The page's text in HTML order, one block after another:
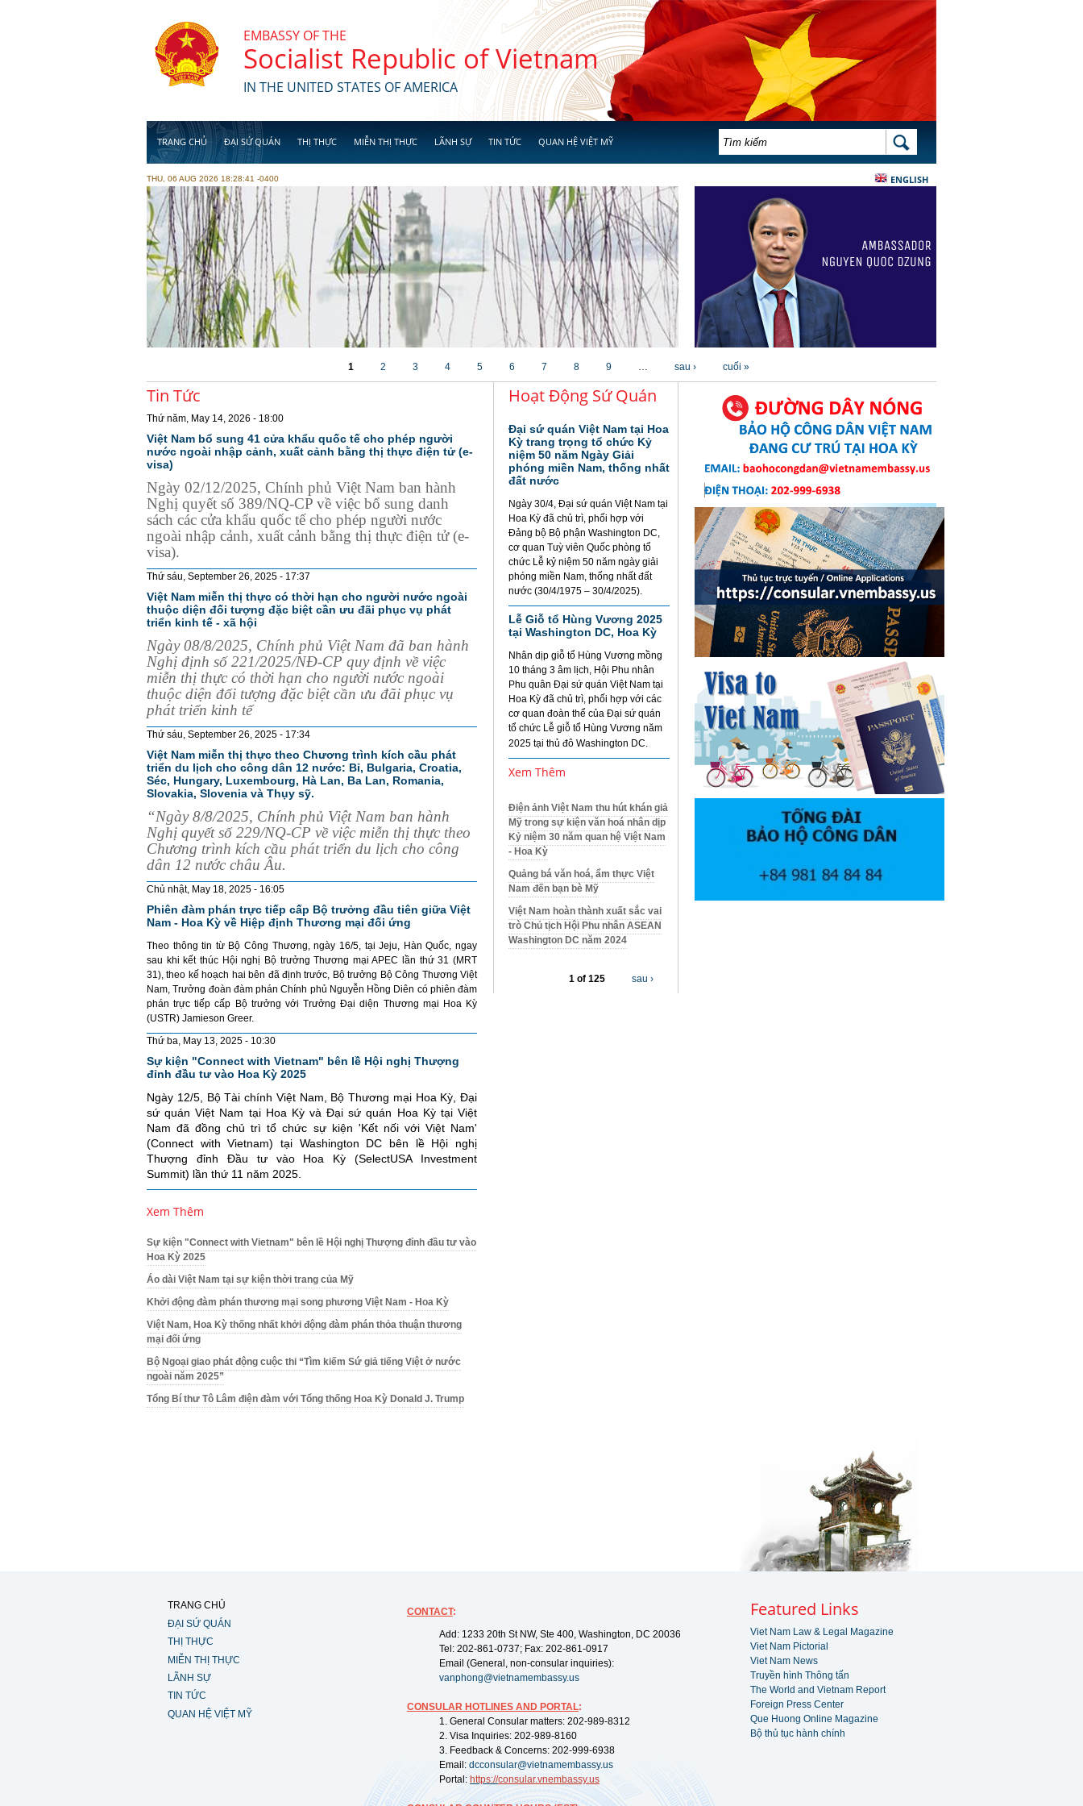
EMBASSY OF THE
Socialist Republic of Vietnam
IN THE UNITED STATES OF AMERICA
TRANG CHỦ ĐẠI SỨ QUÁN THỊ THỰC MIỄN THỊ THỰC LÃNH SỰ TIN TỨC QUAN HỆ VIỆT MỸ BIỂU MẪU TÌM KIẾM TÌM KIẾM
ENGLISH
THU, 06 AUG 2026 18:28:41 -0400
1 2 3 4 5 6 7 8 9 … sau › cuối »
Tin Tức
Thứ năm, May 14, 2026 - 18:00
Việt Nam bổ sung 41 cửa khẩu quốc tế cho phép người
nước ngoài nhập cảnh, xuất cảnh bằng thị thực điện tử (e-
visa)
Ngày 02/12/2025, Chính phủ Việt Nam ban hành
Nghị quyết số 389/NQ-CP về việc bổ sung danh
sách các cửa khẩu quốc tế cho phép người nước
ngoài nhập cảnh, xuất cảnh bằng thị thực điện tử (e-
visa).
Thứ sáu, September 26, 2025 - 17:37
Việt Nam miễn thị thực có thời hạn cho người nước ngoài
thuộc diện đối tượng đặc biệt cần ưu đãi phục vụ phát
triển kinh tế - xã hội
Ngày 08/8/2025, Chính phủ Việt Nam đã ban hành
Nghị định số 221/2025/NĐ-CP quy định về việc
miễn thị thực có thời hạn cho người nước ngoài
thuộc diện đối tượng đặc biệt cần ưu đãi phục vụ
phát triển kinh tế
Thứ sáu, September 26, 2025 - 17:34
Việt Nam miễn thị thực theo Chương trình kích cầu phát
triển du lịch cho công dân 12 nước: Bỉ, Bulgaria, Croatia,
Séc, Hungary, Luxembourg, Hà Lan, Ba Lan, Romania,
Slovakia, Slovenia và Thụy sỹ.
“Ngày 8/8/2025, Chính phủ Việt Nam ban hành
Nghị quyết số 229/NQ-CP về việc miễn thị thực theo
Chương trình kích cầu phát triển du lịch cho công
dân 12 nước châu Âu.
Chủ nhật, May 18, 2025 - 16:05
Phiên đàm phán trực tiếp cấp Bộ trưởng đầu tiên giữa Việt
Nam - Hoa Kỳ về Hiệp định Thương mại đối ứng
Theo thông tin từ Bộ Công Thương, ngày 16/5, tại Jeju, Hàn Quốc, ngay
sau khi kết thúc Hội nghị Bộ trưởng Thương mại APEC lần thứ 31 (MRT
31), theo kế hoạch hai bên đã định trước, Bộ trưởng Bộ Công Thương Việt
Nam, Trưởng đoàn đàm phán Chính phủ Nguyễn Hồng Diên có phiên đàm
phán trực tiếp cấp Bộ trưởng với Trưởng Đại diện Thương mại Hoa Kỳ
(USTR) Jamieson Greer.
Thứ ba, May 13, 2025 - 10:30
Sự kiện "Connect with Vietnam" bên lề Hội nghị Thượng
đỉnh đầu tư vào Hoa Kỳ 2025
Ngày 12/5, Bộ Tài chính Việt Nam, Bộ Thương mại Hoa Kỳ, Đại
sứ quán Việt Nam tại Hoa Kỳ và Đại sứ quán Hoa Kỳ tại Việt
Nam đã đồng chủ trì tổ chức sự kiện 'Kết nối với Việt Nam'
(Connect with Vietnam) tại Washington DC bên lề Hội nghị
Thượng đỉnh Đầu tư vào Hoa Kỳ (SelectUSA Investment
Summit) lần thứ 11 năm 2025.
Xem Thêm
Sự kiện "Connect with Vietnam" bên lề Hội nghị Thượng đỉnh đầu tư vào
Hoa Kỳ 2025
Áo dài Việt Nam tại sự kiện thời trang của Mỹ
Khởi động đàm phán thương mại song phương Việt Nam - Hoa Kỳ
Việt Nam, Hoa Kỳ thống nhất khởi động đàm phán thỏa thuận thương
mại đối ứng
Bộ Ngoại giao phát động cuộc thi “Tìm kiếm Sứ giả tiếng Việt ở nước
ngoài năm 2025”
Tổng Bí thư Tô Lâm điện đàm với Tổng thống Hoa Kỳ Donald J. Trump
Hoạt Động Sứ Quán
Đại sứ quán Việt Nam tại Hoa
Kỳ trang trọng tổ chức Kỷ
niệm 50 năm Ngày Giải
phóng miền Nam, thống nhất
đất nước
Ngày 30/4, Đại sứ quán Việt Nam tại
Hoa Kỳ đã chủ trì, phối hợp với
Đảng bộ Bộ phận Washington DC,
cơ quan Tuỳ viên Quốc phòng tổ
chức Lễ kỷ niệm 50 năm ngày giải
phóng miền Nam, thống nhất đất
nước (30/4/1975 – 30/4/2025).
Lễ Giỗ tổ Hùng Vương 2025
tại Washington DC, Hoa Kỳ
Nhân dịp giỗ tổ Hùng Vương mồng
10 tháng 3 âm lịch, Hội Phu nhân
Phu quân Đại sứ quán Việt Nam tại
Hoa Kỳ đã chủ trì, phối hợp với các
cơ quan đoàn thể của Đại sứ quán
tổ chức Lễ giỗ tổ Hùng Vương năm
2025 tại thủ đô Washington DC.
Xem Thêm
Điện ảnh Việt Nam thu hút khán giả
Mỹ trong sự kiện văn hoá nhân dịp
Kỷ niệm 30 năm quan hệ Việt Nam
- Hoa Kỳ
Quảng bá văn hoá, ẩm thực Việt
Nam đến bạn bè Mỹ
Việt Nam hoàn thành xuất sắc vai
trò Chủ tịch Hội Phu nhân ASEAN
Washington DC năm 2024
1 of 125 sau ›
TRANG CHỦ
ĐẠI SỨ QUÁN
THỊ THỰC
MIỄN THỊ THỰC
LÃNH SỰ
TIN TỨC
QUAN HỆ VIỆT MỸ
CONTACT:
Add: 1233 20th St NW, Ste 400, Washington, DC 20036
Tel: 202-861-0737; Fax: 202-861-0917
Email (General, non-consular inquiries):
vanphong@vietnamembassy.us
CONSULAR HOTLINES AND PORTAL:
1. General Consular matters: 202-989-8312
2. Visa Inquiries: 202-989-8160
3. Feedback & Concerns: 202-999-6938
Email: dcconsular@vietnamembassy.us
Portal: https://consular.vnembassy.us
Featured Links
Viet Nam Law & Legal Magazine
Viet Nam Pictorial
Viet Nam News
Truyền hình Thông tấn
The World and Vietnam Report
Foreign Press Center
Que Huong Online Magazine
Bộ thủ tục hành chính